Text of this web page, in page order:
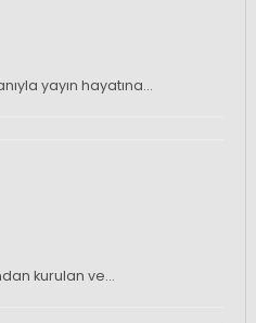
yayın hayatına…
kurulan ve…